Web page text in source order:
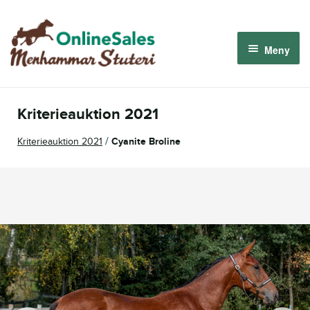
Hoppa
till
navigering
Hoppa
till
innehåll
Meny
Logga in
Kriterieauktion 2021
Kriterieauktion 2021 / Cyanite Broline